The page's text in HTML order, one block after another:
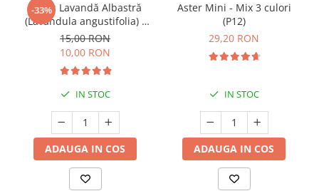
-33%
Butaș Lavandă Albastră
(Lavandula angustifolia) -
Înrădăcinat
15,00 RON
10,00 RON
IN STOC
ADAUGA IN COS
Aster Mini - Mix 3 culori
(P12)
29,20 RON
IN STOC
ADAUGA IN COS